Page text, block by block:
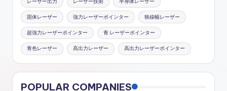
固体レーザー 強力レーザーポインター 狭線幅レーザー
超強力レーザーポインター 青 レーザーポインター
青色レーザー 高出力レーザー 高出力レーザーポインター
POPULAR COMPANIES